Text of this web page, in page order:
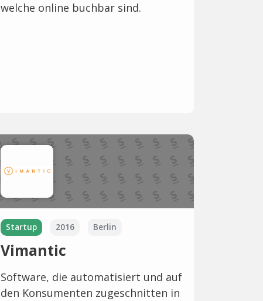
welche online buchbar sind.
Startup 2016 Berlin
Vimantic
Software, die automatisiert und auf
den Konsumenten zugeschnitten in